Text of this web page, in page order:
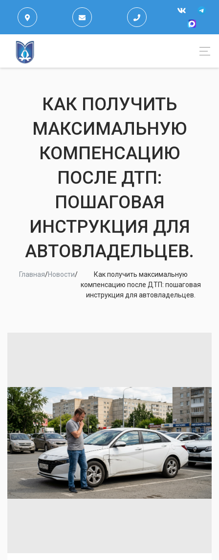
КАК ПОЛУЧИТЬ
МАКСИМАЛЬНУЮ
КОМПЕНСАЦИЮ
ПОСЛЕ ДТП:
ПОШАГОВАЯ
ИНСТРУКЦИЯ ДЛЯ
АВТОВЛАДЕЛЬЦЕВ.
Главная/Новости/
Как получить максимальную
компенсацию после ДТП: пошаговая
инструкция для автовладельцев.